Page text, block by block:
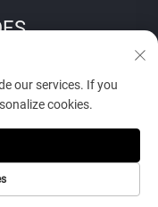
informativo semanal
our services. If you
cookies.